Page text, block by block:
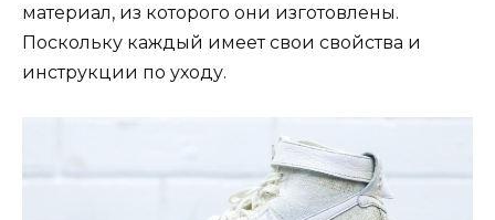
материал, из которого они изготовлены.
Поскольку каждый имеет свои свойства и
инструкции по уходу.